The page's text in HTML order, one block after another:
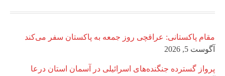
مقام پاکستانی: عراقچی روز جمعه به پاکستان سفر می‌کند
آگوست 5, 2026
پرواز گسترده جنگنده‌های اسرائیلی در آسمان استان درعا